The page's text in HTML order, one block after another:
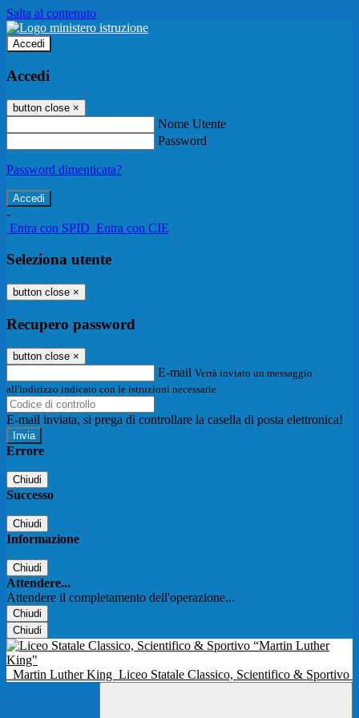
Salta al contenuto
Accedi
Accedi
button close ×
Nome Utente
Password
Password dimenticata?
-
Entra con SPID Entra con CIE
Seleziona utente
button close ×
Recupero password
button close ×
E-mail Verrà inviato un messaggio
all'indirizzo indicato con le istruzioni necessarie.
E-mail inviata, si prega di controllare la casella di posta elettronica!
Errore
Chiudi
Successo
Chiudi
Informazione
Chiudi
Attendere...
Attendere il completamento dell'operazione...
Chiudi
Chiudi
Martin Luther King Liceo Statale Classico, Scientifico & Sportivo